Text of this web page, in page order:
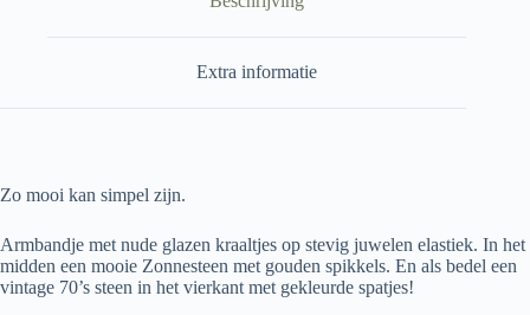
Extra informatie
Zo mooi kan simpel zijn.
Armbandje met nude glazen kraaltjes op stevig juwelen elastiek. In het
midden een mooie Zonnesteen met gouden spikkels. En als bedel een
vintage 70’s steen in het vierkant met gekleurde spatjes!